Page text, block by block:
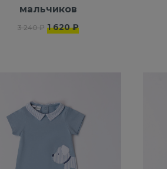
мальчиков
3 240 ₽ 1 620 ₽